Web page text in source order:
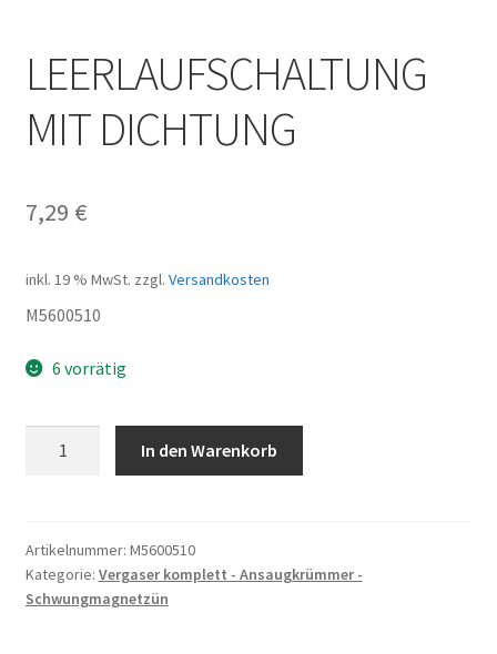
LEERLAUFSCHALTUNG
MIT DICHTUNG
7,29 €
inkl. 19 % MwSt. zzgl. Versandkosten
M5600510
6 vorrätig
In den Warenkorb
Artikelnummer: M5600510
Kategorie: Vergaser komplett - Ansaugkrümmer -
Schwungmagnetzün